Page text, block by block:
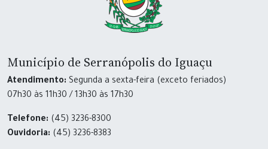
Município de Serranópolis do Iguaçu
Atendimento: Segunda a sexta-feira (exceto feriados)
07h30 às 11h30 / 13h30 às 17h30
Telefone: (45) 3236-8300
Ouvidoria: (45) 3236-8383